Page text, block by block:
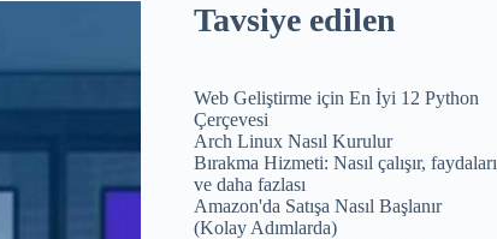
Tavsiye edilen
Web Geliştirme için En İyi 12 Python
Çerçevesi
Arch Linux Nasıl Kurulur
Bırakma Hizmeti: Nasıl çalışır, faydaları
ve daha fazlası
Amazon'da Satışa Nasıl Başlanır
(Kolay Adımlarda)